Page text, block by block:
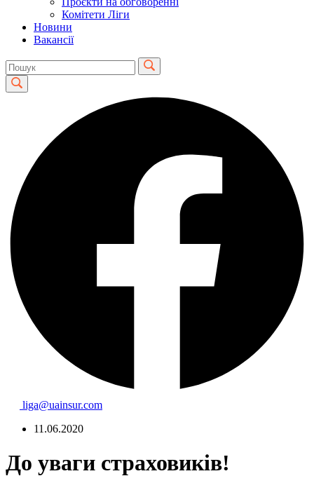
Комітети Ліги
Новини
Вакансії
liga@uainsur.com
11.06.2020
До уваги страховиків!